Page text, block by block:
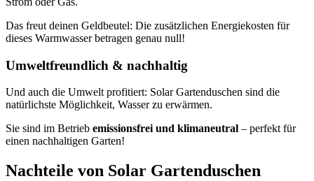
Das freut deinen Geldbeutel: Die zusätzlichen Energiekosten für
dieses Warmwasser betragen genau null!
Umweltfreundlich & nachhaltig
Und auch die Umwelt profitiert: Solar Gartenduschen sind die
natürlichste Möglichkeit, Wasser zu erwärmen.
Sie sind im Betrieb emissionsfrei und klimaneutral – perfekt für
einen nachhaltigen Garten!
Nachteile von Solar Gartenduschen